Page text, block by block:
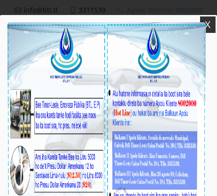
info@btl.tl 3311539
BTL,E.P
Nutisia
X